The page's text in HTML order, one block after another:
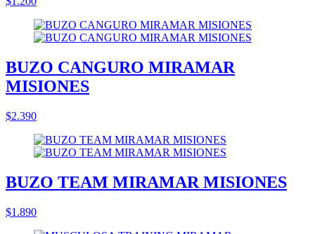
BUZO CANGURO MIRAMAR
MISIONES
$2.390
BUZO TEAM MIRAMAR MISIONES
$1.890